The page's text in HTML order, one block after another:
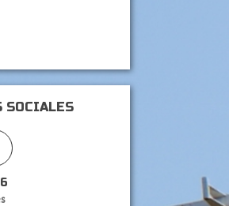
SOCIALES